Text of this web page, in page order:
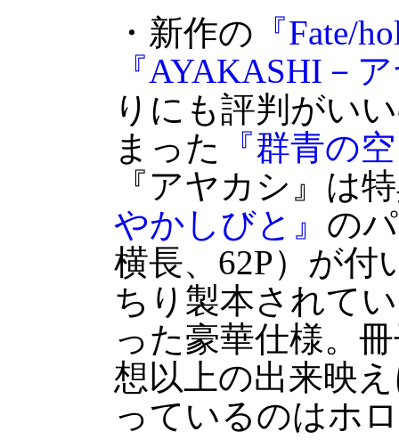
・新作の 『Fate/
『AYAKASHI－
りにも評判がい
まった
『群青の
『アヤカシ』は
やかしびと』 の
横長、62P）が付
ちり製本されて
った豪華仕様。
想以上の出来映
っているのはホ